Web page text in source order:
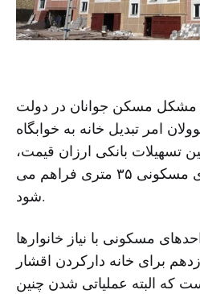
مشکل مسکن جوانان در دولت
امر تبدیل خانه به خوابگاه
تسهیلات بانکی ارزان قیمت،
امکان تامین واحدهای مسکونی ۳۵ متری فراهم می
شود.
مسکونی با نیاز خانوارها
برای خانه دارکردن اقشار
که البته عملیاتی شدن چنین